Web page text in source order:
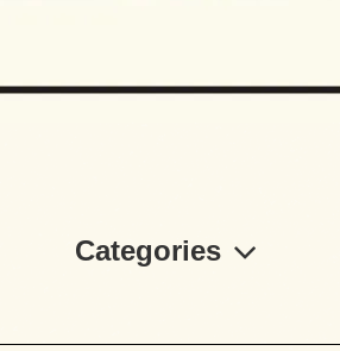
Categories